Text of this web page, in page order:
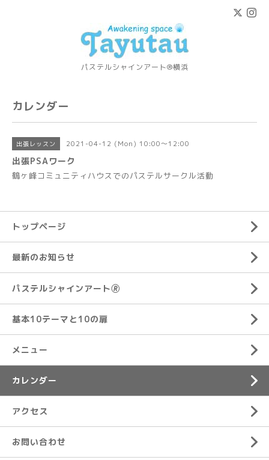
パステルシャインアート®横浜
カレンダー
出張レッスン 2021-04-12 (Mon) 10:00～12:00
出張PSAワーク
鶴ヶ峰コミュニティハウスでのパステルサークル活動
トップページ
最新のお知らせ
パステルシャインアート🄬
基本10テーマと10の扉
メニュー
カレンダー
アクセス
お問い合わせ